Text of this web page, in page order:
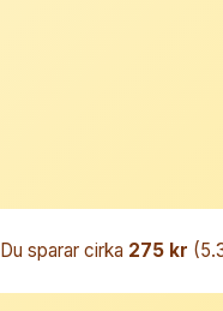
Du sparar cirka 275 kr